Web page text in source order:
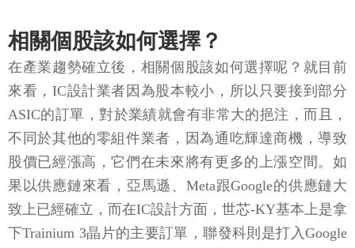
相關個股該如何選擇？
在產業趨勢確立後，相關個股該如何選擇呢？就目前
來看，IC設計業者因為股本較小，所以只要接到部分
ASIC的訂單，對於業績就會有非常大的挹注，而且，
不同於其他的零組件業者，因為通吃輝達商機，導致
股價已經漲高，它們在未來將有更多的上漲空間。如
果以供應鏈來看，亞馬遜、Meta跟Google的供應鏈大
致上已經確立，而在IC設計方面，世芯-KY基本上是拿
下Trainium 3晶片的主要訂單，聯發科則是打入Google